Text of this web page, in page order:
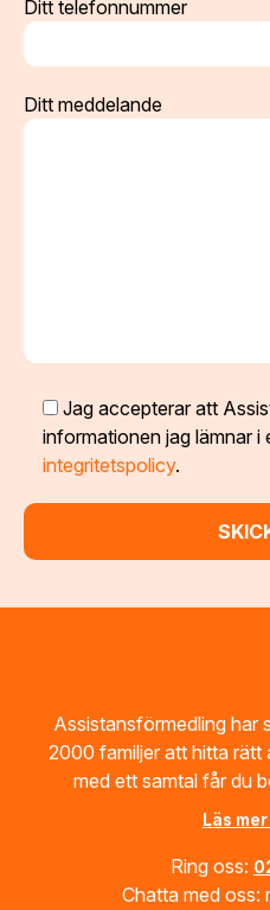
Ditt telefonnummer
Ditt meddelande
Jag accepterar att
informationen jag lämnar i
integritetspolicy.
Assistansförmedling har
2000 familjer att hitta rätt
med ett samtal får du
Läs
Ring oss:
Chatta med oss: